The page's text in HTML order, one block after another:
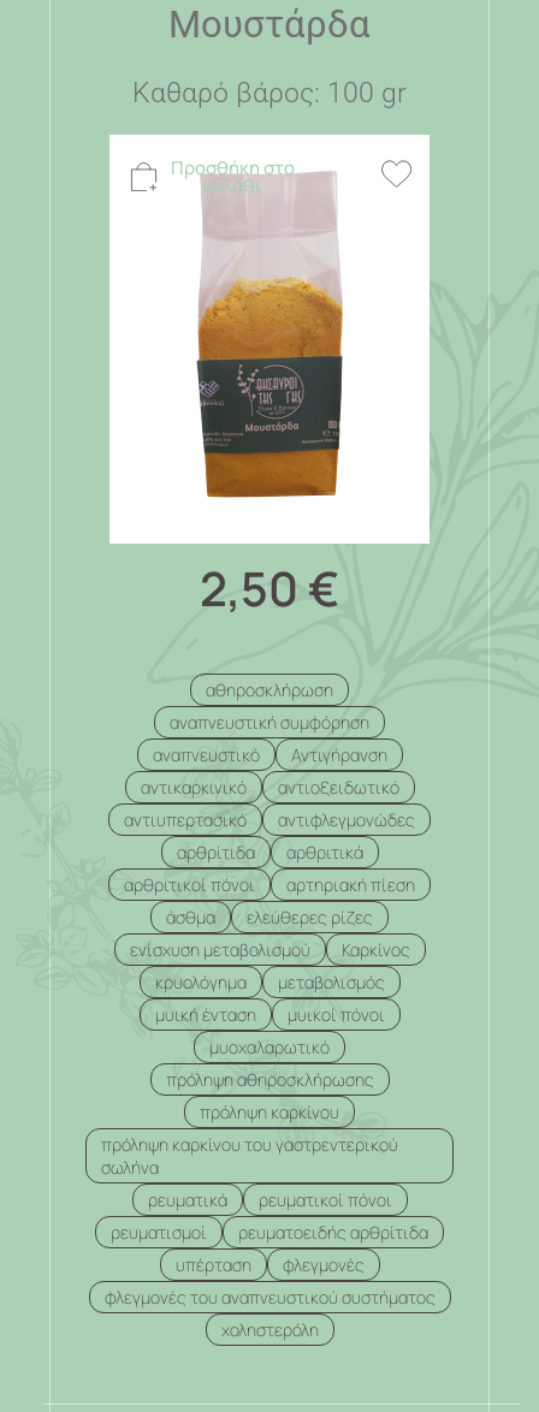
Μουστάρδα
Καθαρό βάρος: 100 gr
Προσθήκη στο
καλάθι
2,50 €
αθηροσκλήρωση
αναπνευστική συμφόρηση
αναπνευστικό
Αντιγήρανση
αντικαρκινικό
αντιοξειδωτικό
αντιυπερτασικό
αντιφλεγμονώδες
αρθρίτιδα
αρθριτικά
αρθριτικοί πόνοι
αρτηριακή πίεση
άσθμα
ελεύθερες ρίζες
ενίσχυση μεταβολισμού
Καρκίνος
κρυολόγημα
μεταβολισμός
μυική ένταση
μυικοί πόνοι
μυοχαλαρωτικό
πρόληψη αθηροσκλήρωσης
πρόληψη καρκίνου
πρόληψη καρκίνου του γαστρεντερικού
σωλήνα
ρευματικά
ρευματικοί πόνοι
ρευματισμοί
ρευματοειδής αρθρίτιδα
υπέρταση
φλεγμονές
φλεγμονές του αναπνευστικού συστήματος
χοληστερόλη